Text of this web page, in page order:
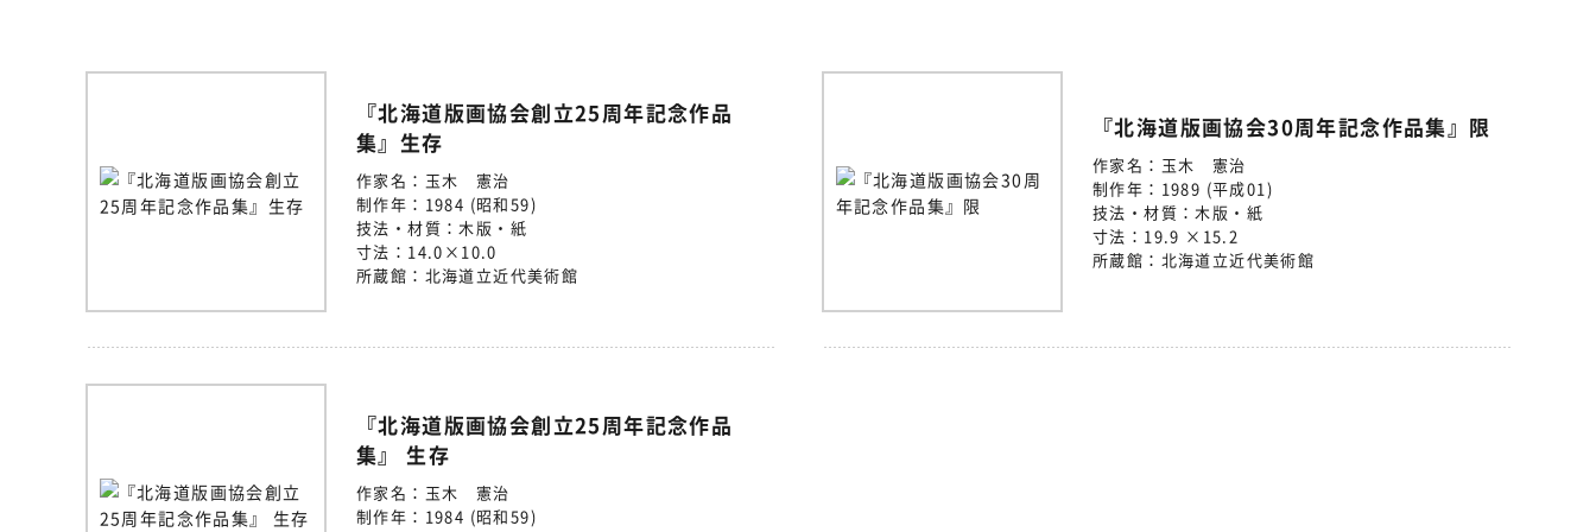
『北海道版画協会創立25周年記念作品
集』生存
作家名： 玉木 憲治
制作年： 1984 (昭和59)
技法・材質： 木版・紙
寸法： 14.0×10.0
所蔵館： 北海道立近代美術館
『北海道版画協会30周年記念作品集』限
作家名： 玉木 憲治
制作年： 1989 (平成01)
技法・材質：木版・紙
寸法： 19.9 ×15.2
所蔵館： 北海道立近代美術館
『北海道版画協会創立25周年記念作品
集』 生存
作家名： 玉木 憲治
制作年： 1984 (昭和59)